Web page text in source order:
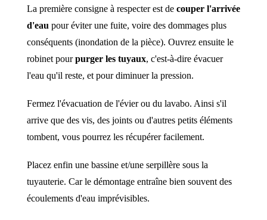
La première consigne à respecter est de couper l'arrivée
d'eau pour éviter une fuite, voire des dommages plus
conséquents (inondation de la pièce). Ouvrez ensuite le
robinet pourpurger les tuyaux, c'est-à-dire évacuer
l'eau qu'il reste, et pour diminuer la pression.
Fermez l'évacuation de l'évier ou du lavabo. Ainsi s'il
arrive que des vis, des joints ou d'autres petits éléments
tombent, vous pourrez les récupérer facilement.
Placez enfin une bassine et/une serpillère sous la
tuyauterie. Car le démontage entraîne bien souvent des
écoulements d'eau imprévisibles.